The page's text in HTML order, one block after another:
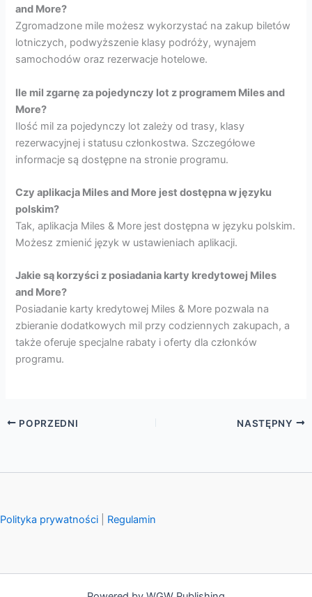
and More?
Zgromadzone mile możesz wykorzystać na zakup biletów
lotniczych, podwyższenie klasy podróży, wynajem
samochodów oraz rezerwacje hotelowe.
Ile mil zgarnę za pojedynczy lot z programem Miles and
More?
Ilość mil za pojedynczy lot zależy od trasy, klasy
rezerwacyjnej i statusu członkostwa. Szczegółowe
informacje są dostępne na stronie programu.
Czy aplikacja Miles and More jest dostępna w języku
polskim?
Tak, aplikacja Miles & More jest dostępna w języku polskim.
Możesz zmienić język w ustawieniach aplikacji.
Jakie są korzyści z posiadania karty kredytowej Miles
and More?
Posiadanie karty kredytowej Miles & More pozwala na
zbieranie dodatkowych mil przy codziennych zakupach, a
także oferuje specjalne rabaty i oferty dla członków
programu.
POPRZEDNI NASTĘPNY
Polityka prywatności Regulamin